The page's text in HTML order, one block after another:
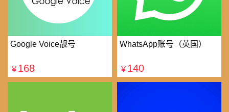
Google Voice靓号
￥ 168
WhatsApp账号（英国）
￥ 140